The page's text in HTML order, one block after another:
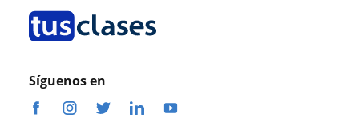
Síguenos en